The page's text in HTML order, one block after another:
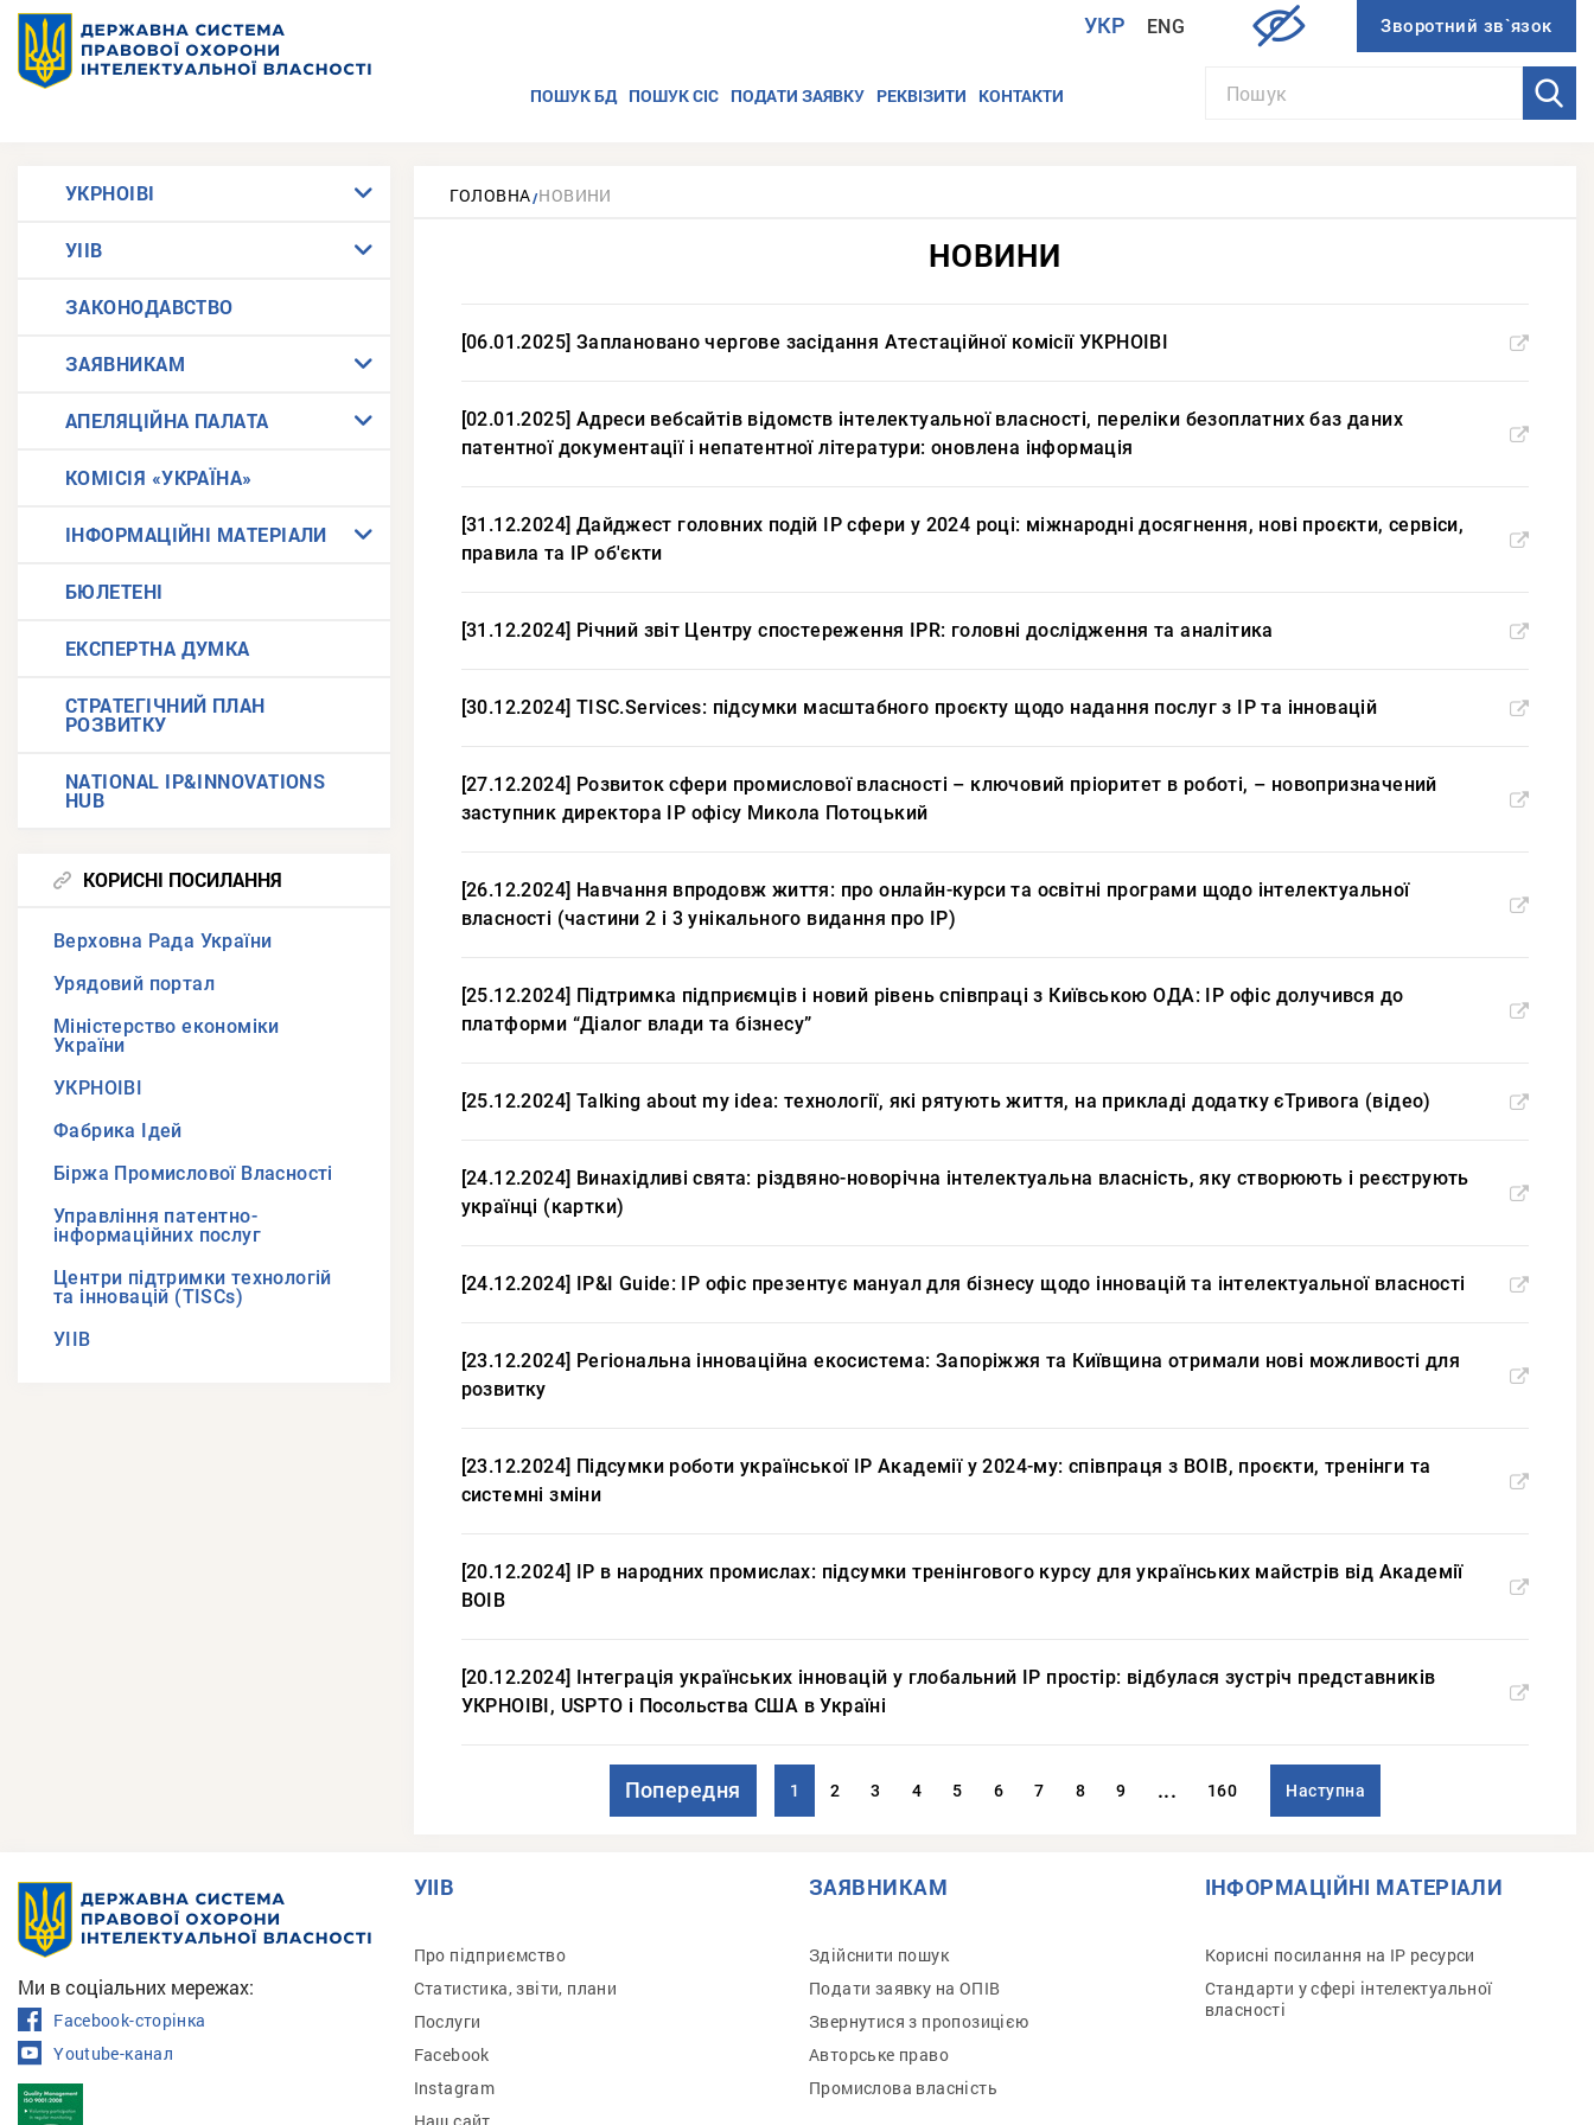
УКР ENG
ПОШУК БД ПОШУК СІС ПОДАТИ ЗАЯВКУ РЕКВІЗИТИ КОНТАКТИ
УКРНОІВІ
УІІВ
ЗАКОНОДАВСТВО
ЗАЯВНИКАМ
АПЕЛЯЦІЙНА ПАЛАТА
КОМІСІЯ «УКРАЇНА»
ІНФОРМАЦІЙНІ МАТЕРІАЛИ
БЮЛЕТЕНІ
ЕКСПЕРТНА ДУМКА
СТРАТЕГІЧНИЙ ПЛАН
РОЗВИТКУ
NATIONAL IP&INNOVATIONS
HUB
КОРИСНІ ПОСИЛАННЯ
Верховна Рада України
Урядовий портал
Міністерство економіки
України
УКРНОІВІ
Фабрика Ідей
Біржа Промислової Власності
Управління патентно-
інформаційних послуг
Центри підтримки технологій
та інновацій (TISCs)
УІІВ
ГОЛОВНА НОВИНИ
НОВИНИ
[06.01.2025] Заплановано чергове засідання Атестаційної комісії УКРНОІВІ
[02.01.2025] Адреси вебсайтів відомств інтелектуальної власності, переліки безоплатних баз даних
патентної документації і непатентної літератури: оновлена інформація
[31.12.2024] Дайджест головних подій ІР сфери у 2024 році: міжнародні досягнення, нові проєкти, сервіси,
правила та IP об'єкти
[31.12.2024] Річний звіт Центру спостереження IPR: головні дослідження та аналітика
[30.12.2024] TISC.Services: підсумки масштабного проєкту щодо надання послуг з IP та інновацій
[27.12.2024] Розвиток сфери промислової власності – ключовий пріоритет в роботі, – новопризначений
заступник директора IP офісу Микола Потоцький
[26.12.2024] Навчання впродовж життя: про онлайн-курси та освітні програми щодо інтелектуальної
власності (частини 2 і 3 унікального видання про IP)
[25.12.2024] Підтримка підприємців і новий рівень співпраці з Київською ОДА: IP офіс долучився до
платформи “Діалог влади та бізнесу”
[25.12.2024] Talking about my idea: технології, які рятують життя, на прикладі додатку єТривога (відео)
[24.12.2024] Винахідливі свята: різдвяно-новорічна інтелектуальна власність, яку створюють і реєструють
українці (картки)
[24.12.2024] IP&I Guide: IP офіс презентує мануал для бізнесу щодо інновацій та інтелектуальної власності
[23.12.2024] Регіональна інноваційна екосистема: Запоріжжя та Київщина отримали нові можливості для
розвитку
[23.12.2024] Підсумки роботи української IP Академії у 2024-му: співпраця з ВОІВ, проєкти, тренінги та
системні зміни
[20.12.2024] IP в народних промислах: підсумки тренінгового курсу для українських майстрів від Академії
ВОІВ
[20.12.2024] Інтеграція українських інновацій у глобальний ІР простір: відбулася зустріч представників
УКРНОІВІ, USPTO і Посольства США в Україні
Попередня 1 2 3 4 5 6 7 8 9 ... 160 Наступна
Ми в соціальних мережах:
Facebook-сторінка
Youtube-канал
УІІВ
Про підприємство
Статистика, звіти, плани
Послуги
Facebook
Instagram
ЗАЯВНИКАМ
Здійснити пошук
Подати заявку на ОПІВ
Звернутися з пропозицією
Авторське право
Промислова власність
ІНФОРМАЦІЙНІ МАТЕРІАЛИ
Корисні посилання на IP ресурси
Стандарти у сфері інтелектуальної
власності